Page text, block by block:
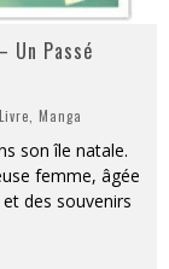
Un Passé
Livre, Manga
son île natale.
femme, âgée
des souvenirs